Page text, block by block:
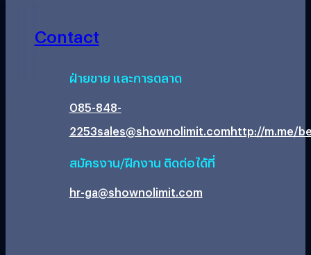
Contact
ฝ่ายขาย และการตลาด
085-848-
2253sales@shownolimit.comhttp://m.me/
สมัครงาน/ฝึกงาน ติดต่อได้ที่
hr-ga@shownolimit.com